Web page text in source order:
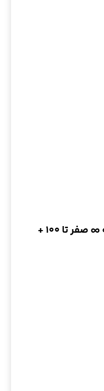
تبدیل پایان نامه به مقاله ∞ صفر تا ۱۰۰ +